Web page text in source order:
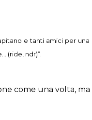
e tanti amici per
(ride, ndr)”.
come una volta, ma